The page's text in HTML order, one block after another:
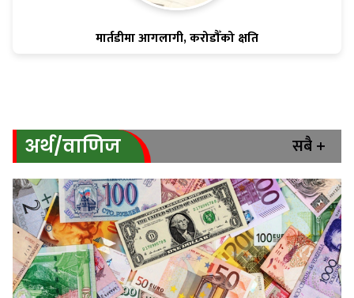
मार्तडीमा आगलागी, करोडौँको क्षति
अर्थ/वाणिज सबै +